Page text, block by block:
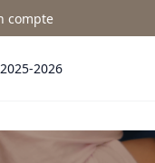
compte
2026